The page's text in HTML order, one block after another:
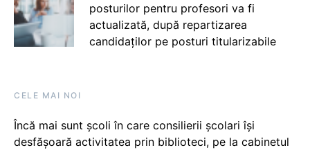
posturilor pentru profesori va fi
actualizată, după repartizarea
candidaților pe posturi titularizabile
CELE MAI NOI
Încă mai sunt școli în care consilierii școlari își
desfășoară activitatea prin biblioteci, pe la cabinetul